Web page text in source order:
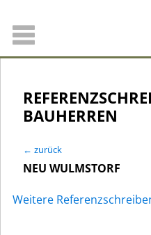
BAUHERREN
← zurück
NEU WULMSTORF
Weitere